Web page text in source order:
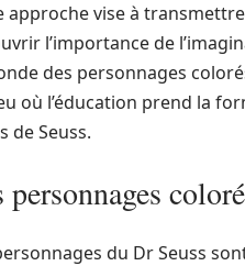
approche vise à
l’importance de
des personnages
où l’éducation prend la
de Seuss.
personnages
du Dr Seuss